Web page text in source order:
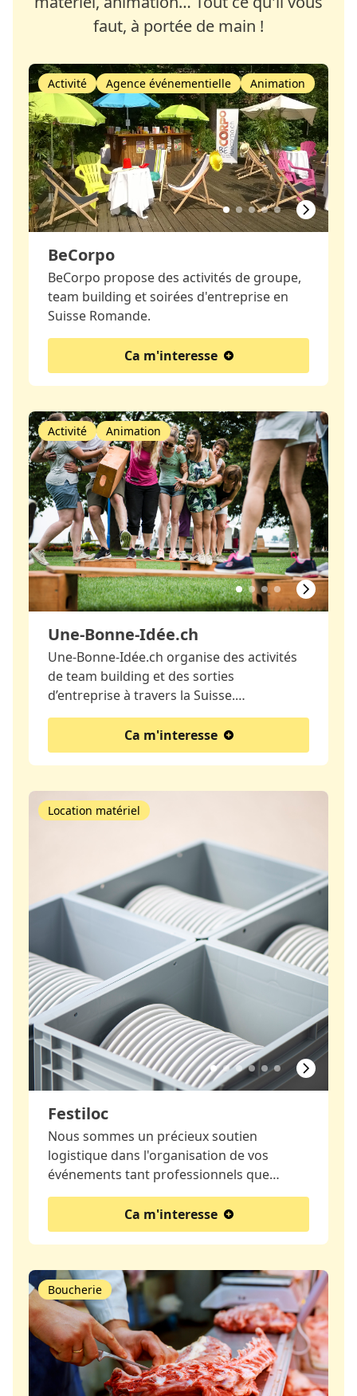
faut, à portée de main !
BeCorpo
Activité Agence événementielle Animation
BeCorpo propose des activités de groupe,
team building et soirées d'entreprise en
Suisse Romande.
Ca m'interesse
Une-Bonne-Idée.ch
Activité Animation
Une-Bonne-Idée.ch organise des activités
de team building et des sorties
d’entreprise à travers la Suisse.…
Ca m'interesse
Festiloc
Location matériel
Nous sommes un précieux soutien
logistique dans l'organisation de vos
événements tant professionnels que…
Ca m'interesse
Boucherie